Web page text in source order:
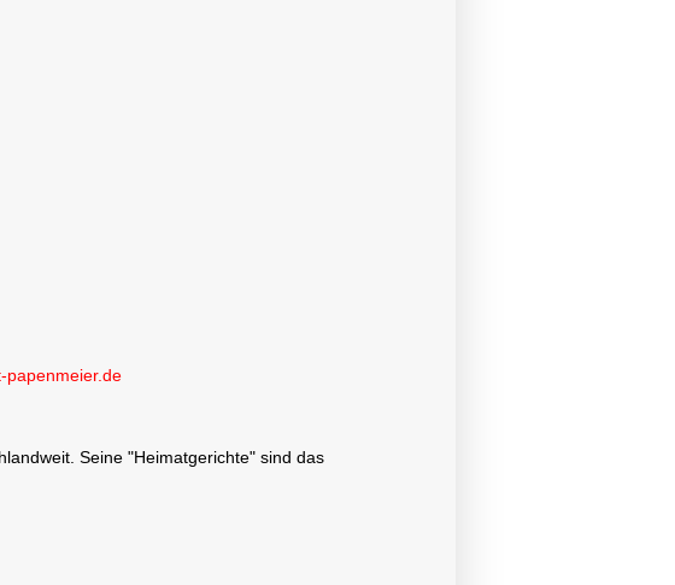
papenmeier.de
Seine "Heimatgerichte" sind das